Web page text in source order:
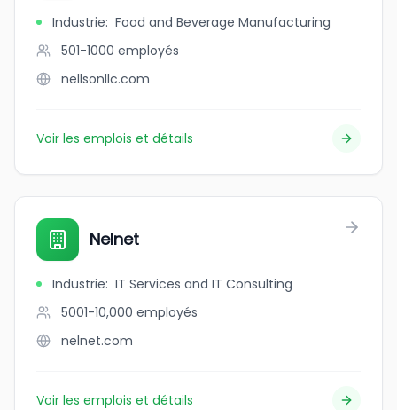
Industrie: Food and Beverage Manufacturing
501-1000 employés
nellsonllc.com
Voir les emplois et détails
Nelnet
Industrie: IT Services and IT Consulting
5001-10,000 employés
nelnet.com
Voir les emplois et détails